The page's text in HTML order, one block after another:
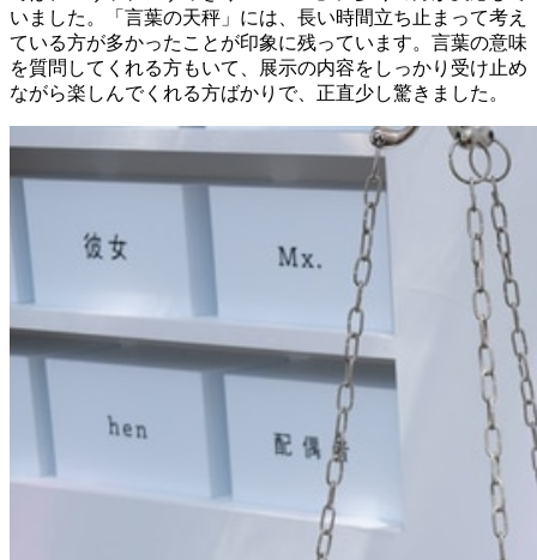
いました。「言葉の天秤」には、長い時間立ち止まって考え
ている方が多かったことが印象に残っています。言葉の意味
を質問してくれる方もいて、展示の内容をしっかり受け止め
ながら楽しんでくれる方ばかりで、正直少し驚きました。